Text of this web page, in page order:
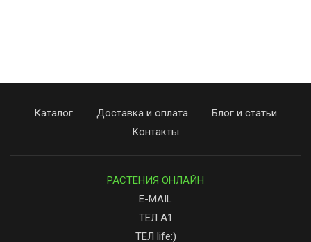
Каталог Доставка и оплата
Блог и статьи
Контакты
РАСТЕНИЯ ОНЛАЙН
E-MAIL
ТЕЛ А1
ТЕЛ life:)